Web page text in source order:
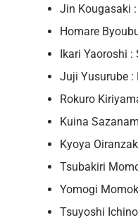
Jin Kougasaki
Homare
Ikari Yaoroshi :
Juji Yusurube :
Rokuro
Kuina
Kyoya
Tsubakiri
Yomogi
Tsuyoshi